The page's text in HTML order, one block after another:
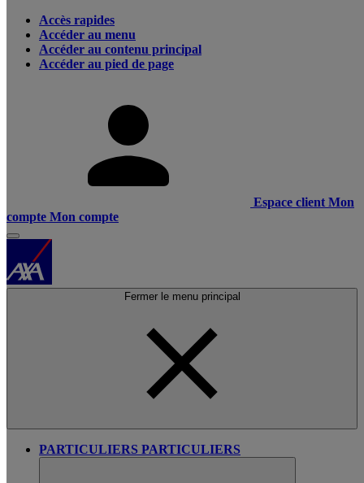
Accès rapides
Accéder au menu
Accéder au contenu principal
Accéder au pied de page
Espace client Mon
compte Mon compte
Fermer le menu principal
PARTICULIERS PARTICULIERS